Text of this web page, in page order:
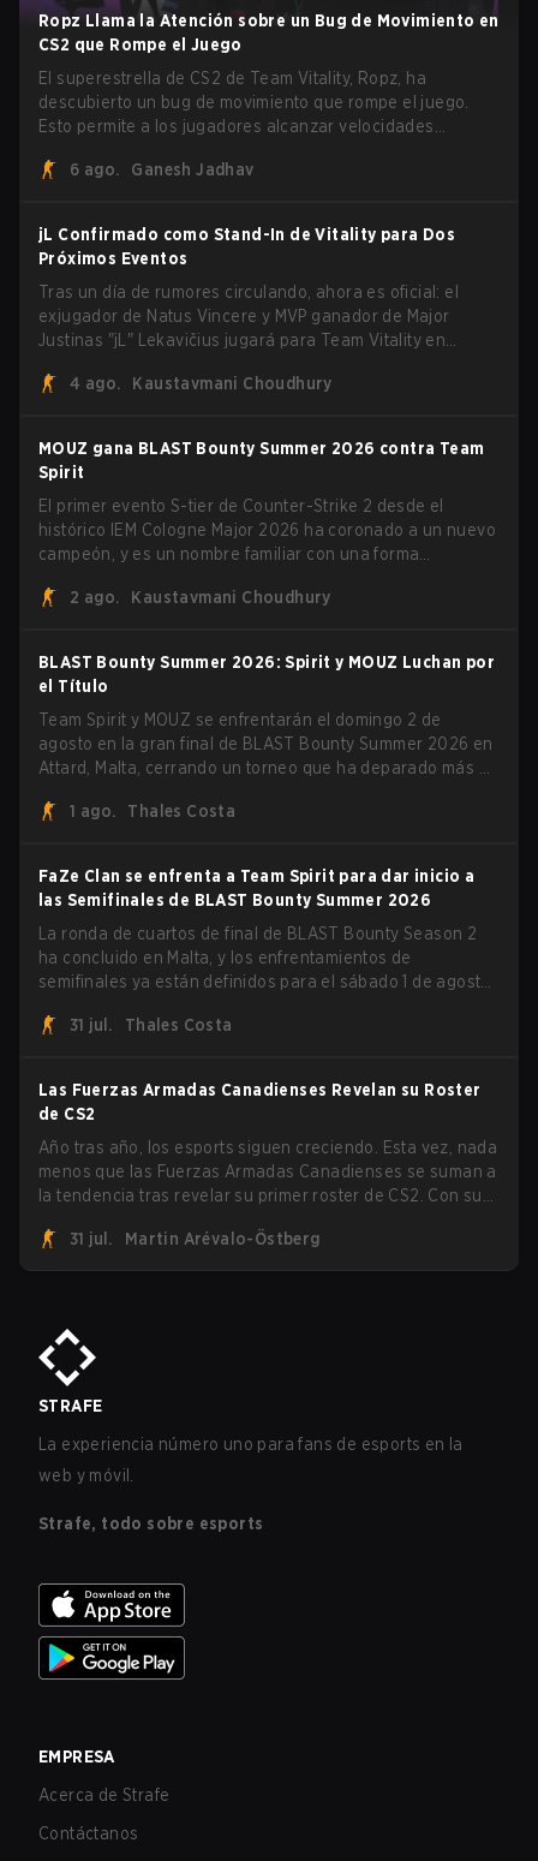
Ropz Llama la Atención sobre un Bug de Movimiento en
CS2 que Rompe el Juego
El superestrella de CS2 de Team Vitality, Ropz, ha
descubierto un bug de movimiento que rompe el juego.
Esto permite a los jugadores alcanzar velocidades
6 ago.
Ganesh Jadhav
jL Confirmado como Stand-In de Vitality para Dos
Próximos Eventos
Tras un día de rumores circulando, ahora es oficial: el
exjugador de Natus Vincere y MVP ganador de Major
Justinas "jL" Lekavičius jugará para Team Vitality en
lituano dio la noticia él mismo en stream, bromeando:
burlándose del head coach de Vitality Rémy "XTQZZZ"
Quoniam en el proceso.
4 ago. Kaustavmani Choudhury
MOUZ gana BLAST Bounty Summer 2026 contra Team
Spirit
El primer evento S-tier de Counter-Strike 2 desde el
histórico IEM Cologne Major 2026 ha coronado a un nuevo
campeón, y es un nombre familiar con una forma
roster y cambios de roles, arrolló a Team Spirit en una
2 ago. Kaustavmani Choudhury
BLAST Bounty Summer 2026: Spirit y MOUZ Luchan por
el Título
Team Spirit y MOUZ se enfrentarán el domingo 2 de
agosto en la gran final de BLAST Bounty Summer 2026 en
Attard, Malta, cerrando un torneo que ha deparado más de
1 ago.
Thales Costa
FaZe Clan se enfrenta a Team Spirit para dar inicio a
las Semifinales de BLAST Bounty Summer 2026
La ronda de cuartos de final de BLAST Bounty Season 2
ha concluido en Malta, y los enfrentamientos de
semifinales ya están definidos para el sábado 1 de agosto.
sobrevivientes que aún luchan por el trofeo, mientras que
31 jul. Thales Costa
Las Fuerzas Armadas Canadienses Revelan su Roster
de CS2
Año tras año, los esports siguen creciendo. Esta vez, nada
menos que las Fuerzas Armadas Canadienses se suman a
la tendencia tras revelar su primer roster de CS2. Con su
unirá ahora a una competencia de CS para personal
militar destinada a expandir el alcance de los esports.
31 jul. Martin Arévalo-Östberg
STRAFE
La experiencia número uno para fans de esports en la
web y móvil.
Strafe, todo sobre esports
EMPRESA
Acerca de Strafe
Contáctanos